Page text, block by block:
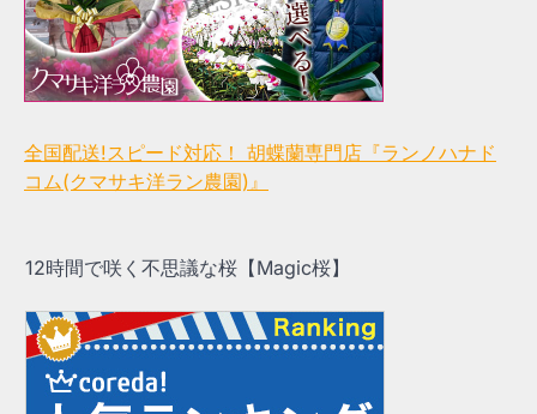
全国配送!スピード対応！ 胡蝶蘭専門店『ランノハナド
コム(クマサキ洋ラン農園)』
12時間で咲く不思議な桜【Magic桜】